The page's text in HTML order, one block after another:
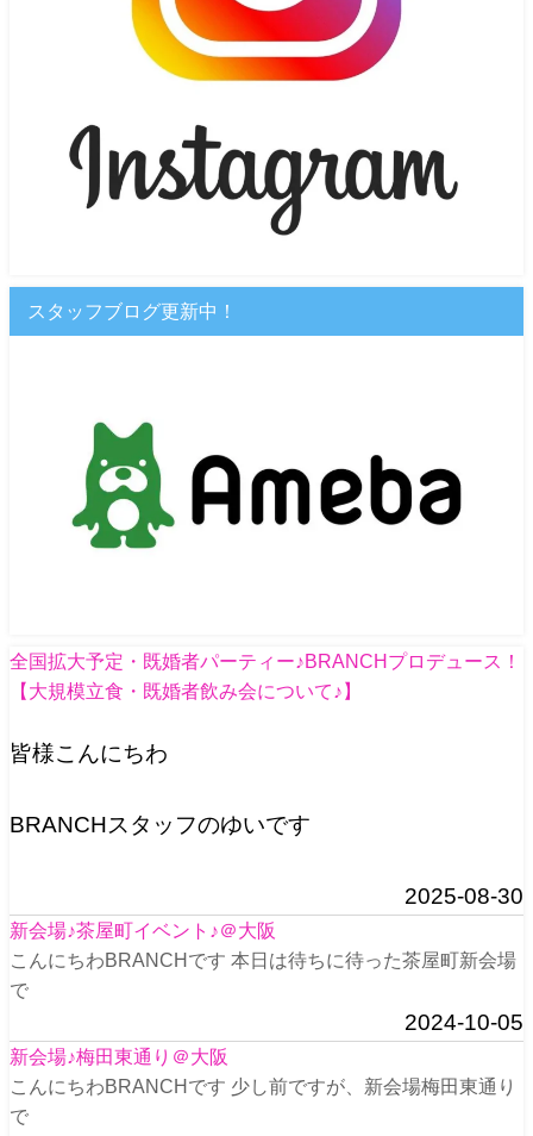
スタッフブログ更新中！
全国拡大予定・既婚者パーティー♪BRANCHプロデュース！
【大規模立食・既婚者飲み会について♪】
皆様こんにちわ
BRANCHスタッフのゆいです
2025-08-30
新会場♪茶屋町イベント♪＠大阪
こんにちわBRANCHです 本日は待ちに待った茶屋町新会場
で
2024-10-05
新会場♪梅田東通り＠大阪
こんにちわBRANCHです 少し前ですが、新会場梅田東通り
で